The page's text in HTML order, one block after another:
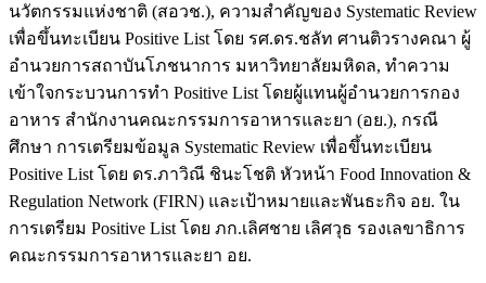
นวัตกรรมแห่งชาติ (สอวช.), ความสำคัญของ Systematic Review
เพื่อขึ้นทะเบียน Positive List โดย รศ.ดร.ชลัท ศานติวรางคณา ผู้
อำนวยการสถาบันโภชนาการ มหาวิทยาลัยมหิดล, ทำความ
เข้าใจกระบวนการทำ Positive List โดยผู้แทนผู้อำนวยการกอง
อาหาร สำนักงานคณะกรรมการอาหารและยา (อย.), กรณี
ศึกษา การเตรียมข้อมูล Systematic Review เพื่อขึ้นทะเบียน
Positive List โดย ดร.ภาวิณี ชินะโชติ หัวหน้า Food Innovation &
Regulation Network (FIRN) และเป้าหมายและพันธะกิจ อย. ใน
การเตรียม Positive List โดย ภก.เลิศชาย เลิศวุธ รองเลขาธิการ
คณะกรรมการอาหารและยา อย.